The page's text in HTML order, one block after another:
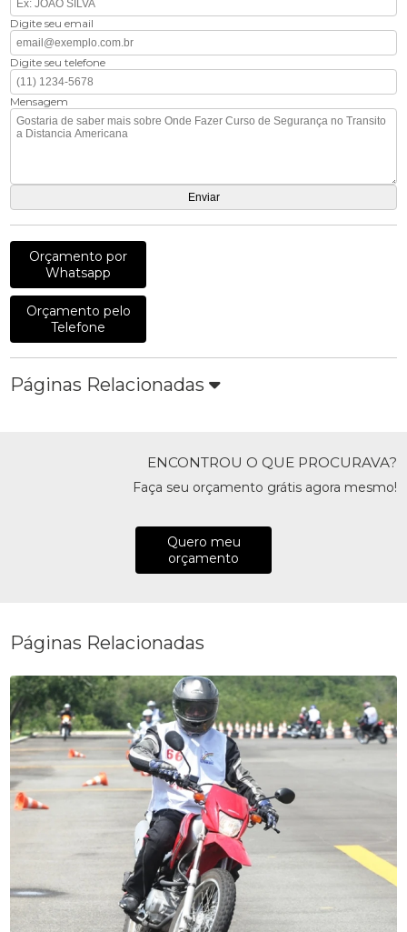
Digite seu email
Digite seu telefone
Mensagem
Orçamento por
Whatsapp
Orçamento pelo
Telefone
Páginas Relacionadas
ENCONTROU O QUE PROCURAVA?
Faça seu orçamento grátis agora mesmo!
Quero meu
orçamento
Páginas Relacionadas